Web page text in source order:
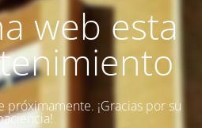
web esta
próximamente. ¡Gracias por su